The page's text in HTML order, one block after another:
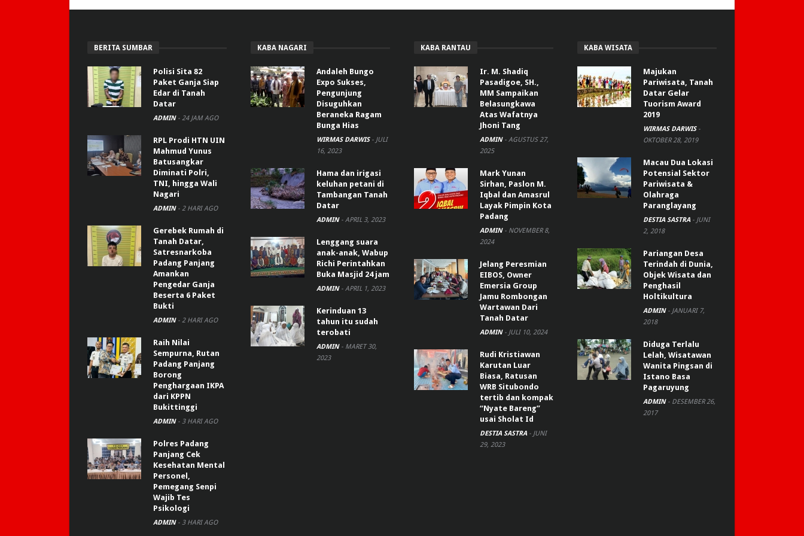
BERITA SUMBAR
Polisi Sita 82
Paket Ganja Siap
Edar di Tanah
Datar
ADMIN - 24 JAM AGO
RPL Prodi HTN UIN
Mahmud Yunus
Batusangkar
Diminati Polri,
TNI, hingga Wali
Nagari
ADMIN - 2 HARI AGO
Gerebek Rumah di
Tanah Datar,
Satresnarkoba
Padang Panjang
Amankan
Pengedar Ganja
Beserta 6 Paket
Bukti
ADMIN - 2 HARI AGO
Raih Nilai
Sempurna, Rutan
Padang Panjang
Borong
Penghargaan IKPA
dari KPPN
Bukittinggi
ADMIN - 3 HARI AGO
Polres Padang
Panjang Cek
Kesehatan Mental
Personel,
Pemegang Senpi
Wajib Tes
Psikologi
ADMIN - 3 HARI AGO
KABA NAGARI
Andaleh Bungo
Expo Sukses,
Pengunjung
Disuguhkan
Beraneka Ragam
Bunga Hias
WIRMAS DARWIS - JULI
16, 2023
Hama dan irigasi
keluhan petani di
Tambangan Tanah
Datar
ADMIN - APRIL 3, 2023
Lenggang suara
anak-anak, Wabup
Richi Perintahkan
Buka Masjid 24 jam
ADMIN - APRIL 1, 2023
Kerinduan 13
tahun itu sudah
terobati
ADMIN - MARET 30,
2023
KABA RANTAU
Ir. M. Shadiq
Pasadigoe, SH.,
MM Sampaikan
Belasungkawa
Atas Wafatnya
Jhoni Tang
ADMIN - AGUSTUS 27,
2025
Mark Yunan
Sirhan, Paslon M.
Iqbal dan Amasrul
Layak Pimpin Kota
Padang
ADMIN - NOVEMBER 8,
2024
Jelang Peresmian
EIBOS, Owner
Emersia Group
Jamu Rombongan
Wartawan Dari
Tanah Datar
ADMIN - JULI 10, 2024
Rudi Kristiawan
Karutan Luar
Biasa, Ratusan
WRB Situbondo
tertib dan kompak
“Nyate Bareng”
usai Sholat Id
DESTIA SASTRA - JUNI
29, 2023
KABA WISATA
Majukan
Pariwisata, Tanah
Datar Gelar
Tuorism Award
2019
WIRMAS DARWIS -
OKTOBER 28, 2019
Macau Dua Lokasi
Potensial Sektor
Pariwisata &
Olahraga
Paranglayang
DESTIA SASTRA - JUNI
2, 2018
Pariangan Desa
Terindah di Dunia,
Objek Wisata dan
Penghasil
Holtikultura
ADMIN - JANUARI 7,
2018
Diduga Terlalu
Lelah, Wisatawan
Wanita Pingsan di
Istano Basa
Pagaruyung
ADMIN - DESEMBER 26,
2017